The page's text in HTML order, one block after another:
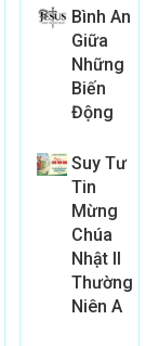
Bình An
Giữa
Những
Biến
Động
Suy Tư
Tin
Mừng
Chúa
Nhật II
Thường
Niên A